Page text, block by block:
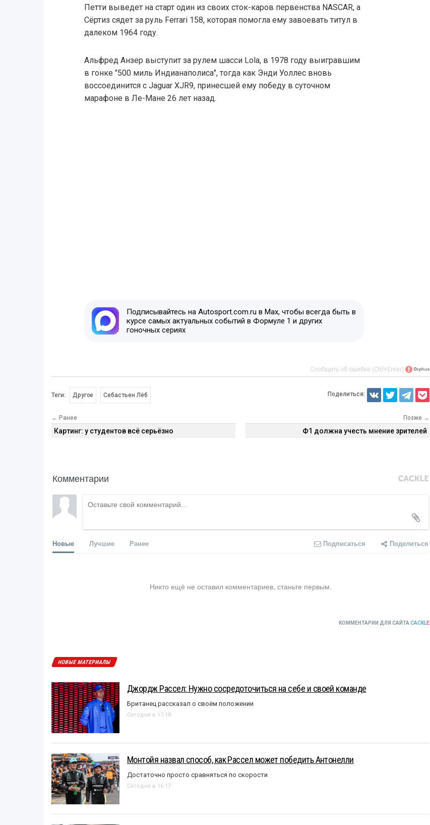
Петти выведет на старт один из своих сток-каров первенства NASCAR, а
Сёртиз сядет за руль Ferrari 158, которая помогла ему завоевать титул в
далеком 1964 году.
Альфред Анзер выступит за рулем шасси Lola, в 1978 году выигравшим
в гонке "500 миль Индианаполиса", тогда как Энди Уоллес вновь
воссоединится с Jaguar XJR9, принесшей ему победу в суточном
марафоне в Ле-Мане 26 лет назад.
Подписывайтесь на Autosport.com.ru в Max, чтобы всегда быть в
курсе самых актуальных событий в Формуле 1 и других
гоночных сериях
Сообщить об ошибке (Ctrl+Enter)
Теги: Другое Себастьен Лёб Поделиться:
← Ранее
Картинг: у студентов всё серьёзно
Позже →
Ф1 должна учесть мнение зрителей
Комментарии
Новые Лучшие Ранее Подписаться Поделиться
Никто ещё не оставил комментариев, станьте первым.
КОММЕНТАРИИ ДЛЯ САЙТА CACKLE
НОВЫЕ МАТЕРИАЛЫ
Джордж Рассел: Нужно сосредоточиться на себе и своей команде
Британец рассказал о своём положении
Сегодня в 17:18
Монтойя назвал способ, как Рассел может победить Антонелли
Достаточно просто сравняться по скорости
Сегодня в 16:17